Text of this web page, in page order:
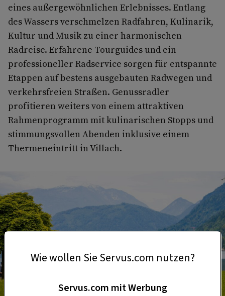
eines außergewöhnlichen Erlebnisses. Entlang
des Wassers verschmelzen Radfahren, Kulinarik,
Kultur und Musik zu einer harmonischen
Radreise. Erfahrene Tourguides und ein
professioneller Radservice sorgen für entspannte
Etappen auf bestens ausgebauten Radwegen und
verkehrsfreien Straßen. Genussradler
profitieren weiters von einem attraktiven
Rahmenprogramm mit kulinarischen Stopps und
stimmungsvollen Abenden inklusive einem
Thermeneintritt in Villach.
Wie wollen Sie Servus.com nutzen?
Servus.com mit Werbung